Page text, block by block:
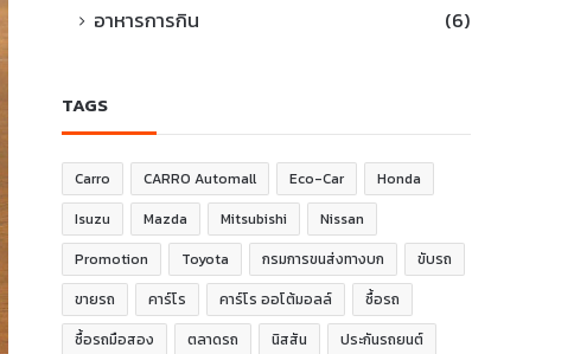
อาหารการกิน
(6)
TAGS
Carro CARRO Automall Eco-Car
Honda
Isuzu
Mazda Mitsubishi
Nissan
Promotion
Toyota กรมการขนส่งทางบก
ขับรถ
ขายรถ
คาร์โร คาร์โร ออโต้มอลล์
ซื้อรถ
ซื้อรถมือสอง
ตลาดรถ นิสสัน
ประกันรถยนต์